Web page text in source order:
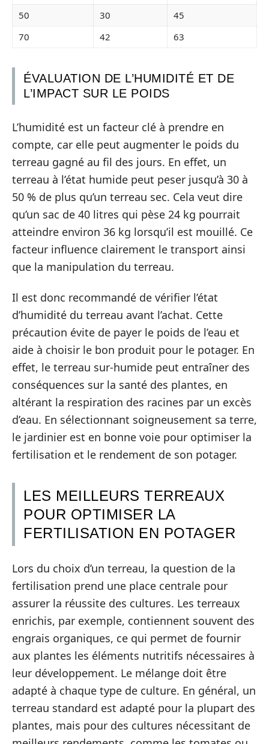
50
30
45
70
42 63
ÉVALUATION DE L’HUMIDITÉ ET DE
L’IMPACT SUR LE POIDS
L’humidité est un facteur clé à prendre en
compte, car elle peut augmenter le poids du
terreau gagné au fil des jours. En effet, un
terreau à l’état humide peut peser jusqu’à 30 à
50 % de plus qu’un terreau sec. Cela veut dire
qu’un sac de 40 litres qui pèse 24 kg pourrait
atteindre environ 36 kg lorsqu’il est mouillé. Ce
facteur influence clairement le transport ainsi
que la manipulation du terreau.
Il est donc recommandé de vérifier l’état
d’humidité du terreau avant l’achat. Cette
précaution évite de payer le poids de l’eau et
aide à choisir le bon produit pour le potager. En
effet, le terreau sur-humide peut entraîner des
conséquences sur la santé des plantes, en
altérant la respiration des racines par un excès
d’eau. En sélectionnant soigneusement sa terre,
le jardinier est en bonne voie pour optimiser la
fertilisation et le rendement de son potager.
LES MEILLEURS TERREAUX
POUR OPTIMISER LA
FERTILISATION EN POTAGER
Lors du choix d’un terreau, la question de la
fertilisation prend une place centrale pour
assurer la réussite des cultures. Les terreaux
enrichis, par exemple, contiennent souvent des
engrais organiques, ce qui permet de fournir
aux plantes les éléments nutritifs nécessaires à
leur développement. Le mélange doit être
adapté à chaque type de culture. En général, un
terreau standard est adapté pour la plupart des
plantes, mais pour des cultures nécessitant de